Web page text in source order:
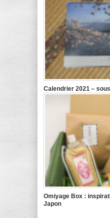
Calendrier 2021 –
Omiyage Box :
Japon